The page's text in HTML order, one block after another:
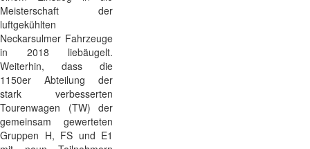
Meisterschaft der
luftgekühlten
Neckarsulmer Fahrzeuge
in 2018 liebäugelt.
Weiterhin, dass die
1150er Abteilung der
stark verbesserten
Tourenwagen (TW) der
gemeinsam gewerteten
Gruppen H, FS und E1